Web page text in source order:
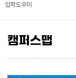
입학도우미
캠퍼스맵